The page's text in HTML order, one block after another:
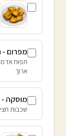
מפרום -
תפוח
ארוך
מוסקה
שכבות